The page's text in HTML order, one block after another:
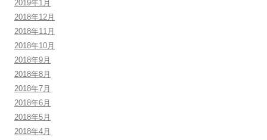
2019年1月
2018年12月
2018年11月
2018年10月
2018年9月
2018年8月
2018年7月
2018年6月
2018年5月
2018年4月